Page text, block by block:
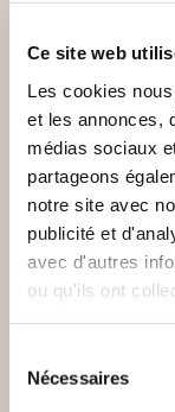
Ce site web
Les cookies
et les annonces,
médias sociaux
partageons
notre site avec
publicité et
avec d'autres
ou qu'ils ont
Nécessaires